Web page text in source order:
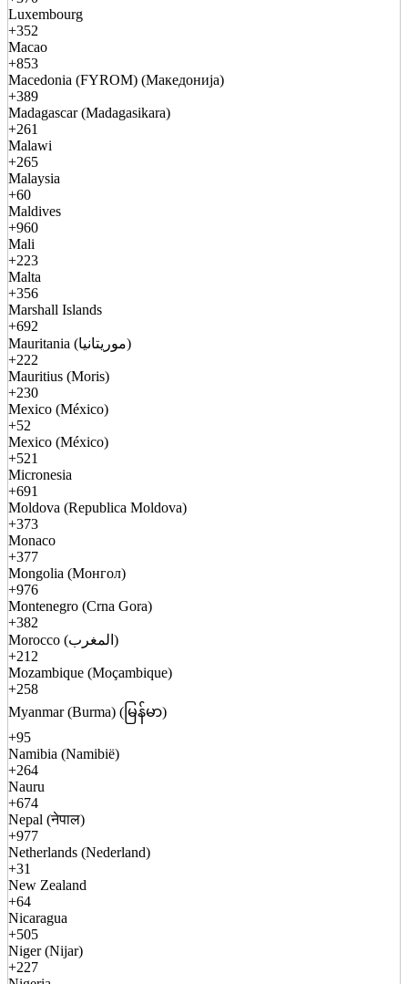
Luxembourg
+352
Macao
+853
Macedonia (FYROM) (Македонија)
+389
Madagascar (Madagasikara)
+261
Malawi
+265
Malaysia
+60
Maldives
+960
Mali
+223
Malta
+356
Marshall Islands
+692
Mauritania (موريتانيا)
+222
Mauritius (Moris)
+230
Mexico (México)
+52
Mexico (México)
+521
Micronesia
+691
Moldova (Republica Moldova)
+373
Monaco
+377
Mongolia (Монгол)
+976
Montenegro (Crna Gora)
+382
Morocco (المغرب)
+212
Mozambique (Moçambique)
+258
Myanmar (Burma) (မြန်မာ)
+95
Namibia (Namibië)
+264
Nauru
+674
Nepal (नेपाल)
+977
Netherlands (Nederland)
+31
New Zealand
+64
Nicaragua
+505
Niger (Nijar)
+227